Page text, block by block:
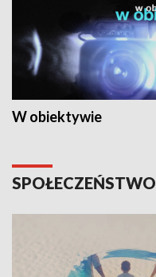
W obiektywie
SPOŁECZEŃSTWO